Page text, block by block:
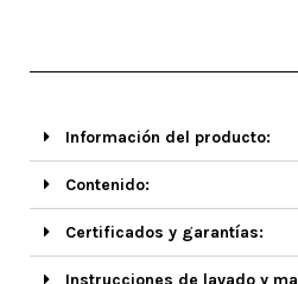
Información del producto:
Contenido:
Certificados y garantías:
Instrucciones de lavado y